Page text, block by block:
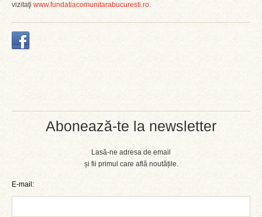
Abonează-te la newsletter
Lasă-ne adresa de email
și fii primul care află noutățile.
E-mail:
vizitaţi www.fundatiacomunitarabucuresti.ro.